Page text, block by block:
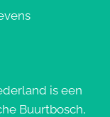
is een
Buurtbosch,